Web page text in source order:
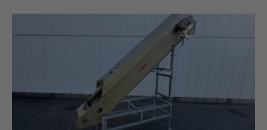
Verkoop uw machine!
Laatst bekeken machines
Laatst toegevoegde machines